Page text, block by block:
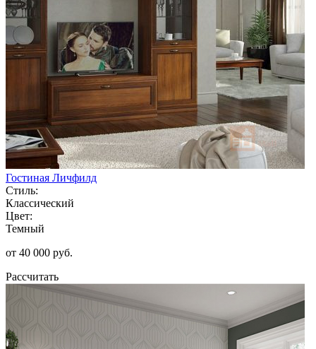
Гостиная Личфилд
Стиль:
Классический
Цвет:
Темный
от 40 000 руб.
Рассчитать